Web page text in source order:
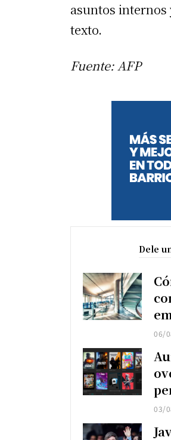
asuntos internos
texto.
Fuente: AFP
Dele
06/
03/